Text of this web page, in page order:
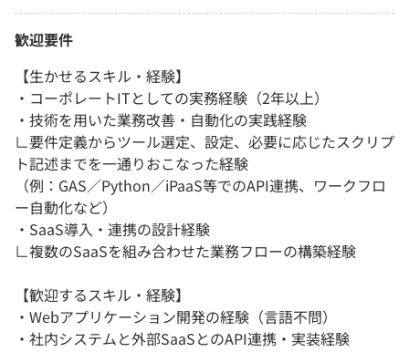
歓迎要件
【生かせるスキル・経験】
・コーポレートITとしての実務経験（2年以上）
・技術を用いた業務改善・自動化の実践経験
∟要件定義からツール選定、設定、必要に応じたスクリプ
ト記述までを一通りおこなった経験
（例：GAS／Python／iPaaS等でのAPI連携、ワークフロ
ー自動化など）
・SaaS導入・連携の設計経験
∟複数のSaaSを組み合わせた業務フローの構築経験
【歓迎するスキル・経験】
・Webアプリケーション開発の経験（言語不問）
・社内システムと外部SaaSとのAPI連携・実装経験